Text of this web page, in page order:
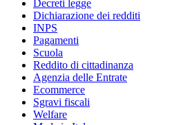
Decreti legge
Dichiarazione dei redditi
INPS
Pagamenti
Scuola
Reddito di cittadinanza
Agenzia delle Entrate
Ecommerce
Sgravi fiscali
Welfare